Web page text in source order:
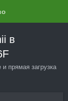
в
прямая загрузка